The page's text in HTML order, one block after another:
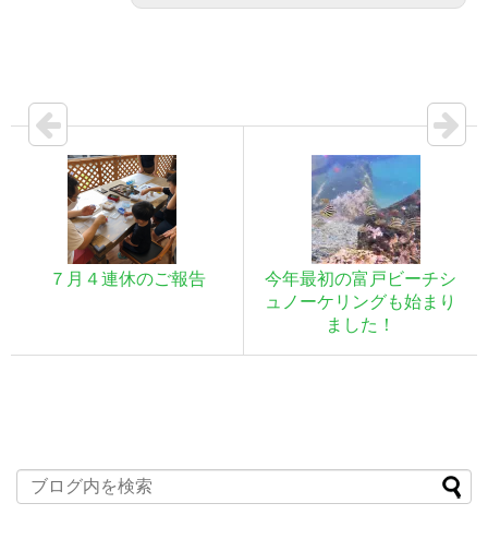
７月４連休のご報告
今年最初の富戸ビーチシ
ュノーケリングも始まり
ました！